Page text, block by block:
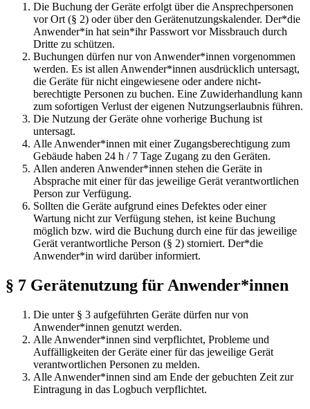
Die Buchung der Geräte erfolgt über die Ansprechpersonen
vor Ort (§ 2) oder über den Gerätenutzungskalender. Der*die
Anwender*in hat sein*ihr Passwort vor Missbrauch durch
Dritte zu schützen.
Buchungen dürfen nur von Anwender*innen vorgenommen
werden. Es ist allen Anwender*innen ausdrücklich untersagt,
die Geräte für nicht eingewiesene oder andere nicht-
berechtigte Personen zu buchen. Eine Zuwiderhandlung kann
zum sofortigen Verlust der eigenen Nutzungserlaubnis führen.
Die Nutzung der Geräte ohne vorherige Buchung ist
untersagt.
Alle Anwender*innen mit einer Zugangsberechtigung zum
Gebäude haben 24 h / 7 Tage Zugang zu den Geräten.
Allen anderen Anwender*innen stehen die Geräte in
Absprache mit einer für das jeweilige Gerät verantwortlichen
Person zur Verfügung.
Sollten die Geräte aufgrund eines Defektes oder einer
Wartung nicht zur Verfügung stehen, ist keine Buchung
möglich bzw. wird die Buchung durch eine für das jeweilige
Gerät verantwortliche Person (§ 2) storniert. Der*die
Anwender*in wird darüber informiert.
§ 7 Gerätenutzung für Anwender*innen
Die unter § 3 aufgeführten Geräte dürfen nur von
Anwender*innen genutzt werden.
Alle Anwender*innen sind verpflichtet, Probleme und
Auffälligkeiten der Geräte einer für das jeweilige Gerät
verantwortlichen Personen zu melden.
Alle Anwender*innen sind am Ende der gebuchten Zeit zur
Eintragung in das Logbuch verpflichtet.